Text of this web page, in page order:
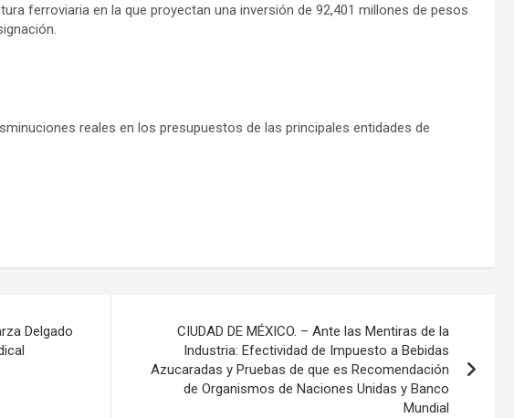
ferroviaria en la que proyectan una inversión de 92,401 millones de pesos
reales en los presupuestos de las principales entidades de
Delgado
CIUDAD DE MÉXICO. – Ante las Mentiras de la
Industria: Efectividad de Impuesto a Bebidas
Azucaradas y Pruebas de que es Recomendación
de Organismos de Naciones Unidas y Banco
Mundial